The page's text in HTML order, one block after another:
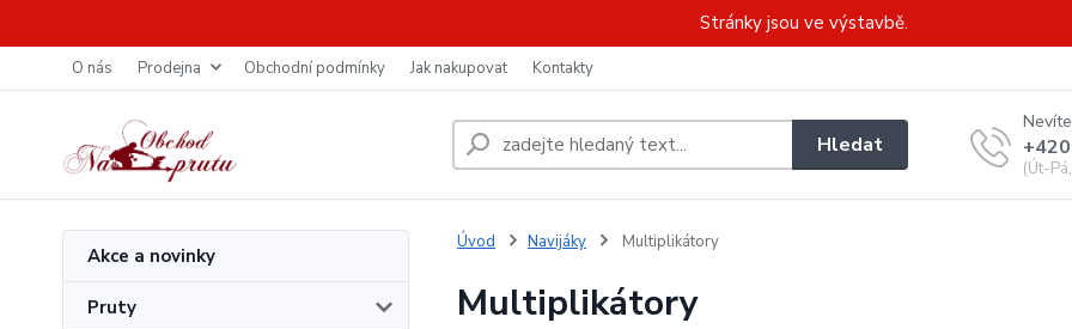
Stránky jsou ve výstavbě.
O nás Prodejna Obchodní podmínky Jak nakupovat Kontakty
Hledat
(Út-
Akce a novinky
Pruty
Úvod Navijáky Multiplikátory
Multiplikátory